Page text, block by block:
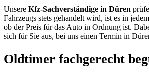
Unsere Kfz-Sachverständige in Düren
Fahrzeugs stets gehandelt wird, ist es in
ob der Preis für das Auto in Ordnung ist.
sich für Sie aus, bei uns einen Termin in
Oldtimer fachgerecht